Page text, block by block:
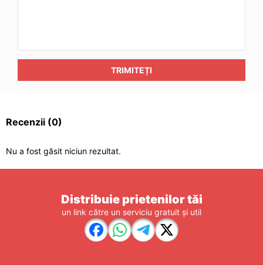
TRIMITEȚI
Recenzii (0)
Nu a fost găsit niciun rezultat.
Distribuie prietenilor tăi
un link către un serviciu gratuit și util